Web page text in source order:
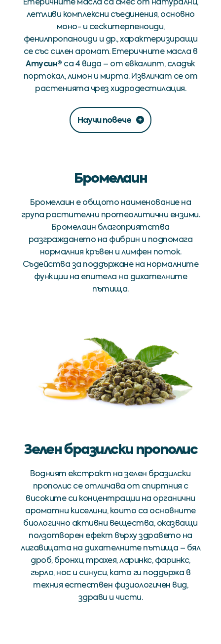
летливи комплексни съединения, основно
моно- и сескитерпеноиди,
фенилпропаноиди и др., характеризиращи
се със силен аромат. Етеричните масла в
Атусин® са 4 вида – от евкалипт, сладък
портокал, лимон и мирта. Извличат се от
растенията чрез хидродестилация.
Научи повече
Бромелаин
Бромелаин е общото наименование на
група растителни протеолитични ензими.
Бромелаин благоприятства
разграждането на фибрин и подпомага
нормалния кръвен и лимфен поток.
Съдейства за поддържане на нормалните
функции на епитела на дихателните
пътища.
Зелен бразилски прополис
Водният екстракт на зелен бразилски
прополис се отличава от спиртния с
високите си концентрации на органични
ароматни киселини, които са основните
биологично активни вещества, оказващи
ползотворен ефект върху здравето на
лигавицата на дихателните пътища – бял
дроб, бронхи, трахея, ларинкс, фаринкс,
гърло, нос и синуси, като ги поддържа в
техния естествен физиологичен вид,
здрави и чисти.